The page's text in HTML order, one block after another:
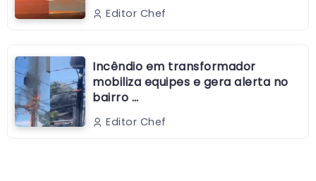
Editor Chef
Incêndio em transformador
mobiliza equipes e gera alerta no
bairro …
Editor Chef